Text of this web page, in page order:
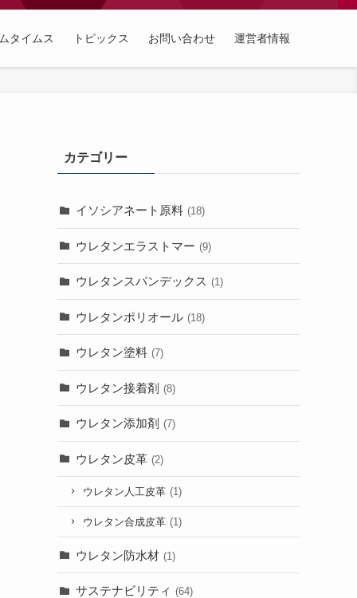
タイムス トピックス お問い合わせ 運営者情報
カテゴリー
イソシアネート原料 (18)
ウレタンエラストマー (9)
ウレタンスパンデックス (1)
ウレタンポリオール (18)
ウレタン塗料 (7)
ウレタン接着剤 (8)
ウレタン添加剤 (7)
ウレタン皮革 (2)
ウレタン人工皮革 (1)
ウレタン合成皮革 (1)
ウレタン防水材 (1)
サステナビリティ (64)